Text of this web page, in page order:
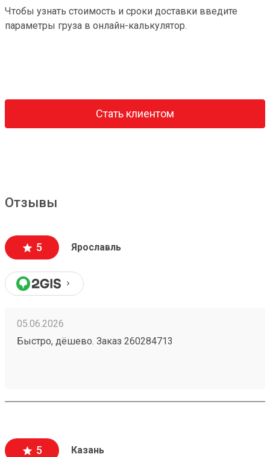
Чтобы узнать стоимость и сроки доставки введите
параметры груза в онлайн-калькулятор.
Стать клиентом
Отзывы
5 Ярославль
05.06.2026
Быстро, дёшево. Заказ 260284713
5 Казань